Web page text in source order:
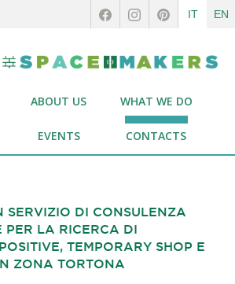
IT EN
ABOUT US WHAT WE DO
EVENTS CONTACTS
SERVIZIO DI CONSULENZA
PER LA RICERCA DI
TEMPORARY SHOP E
ZONA TORTONA